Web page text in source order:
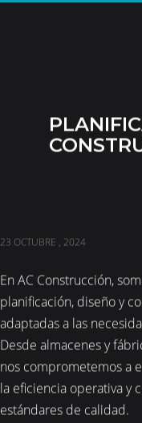
23 OCTUBRE , 2024
En AC Construcción,
planificación, diseño y
adaptadas a las
Desde almacenes y
nos comprometemos a
la eficiencia operativa y
estándares de calidad.